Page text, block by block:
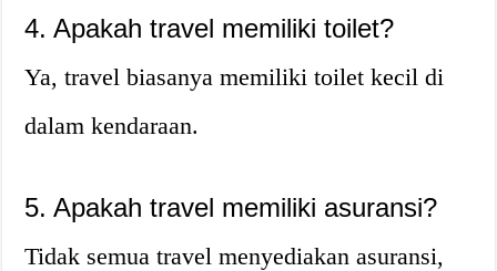
4. Apakah travel memiliki toilet?
Ya, travel biasanya memiliki toilet kecil di
dalam kendaraan.
5. Apakah travel memiliki asuransi?
Tidak semua travel menyediakan asuransi,